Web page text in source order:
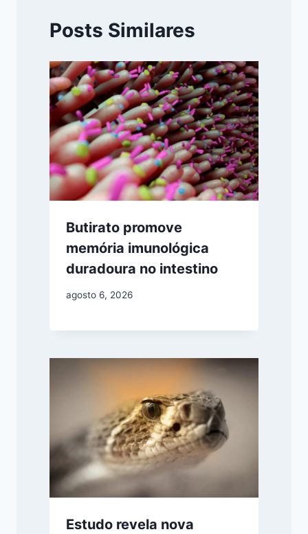
Posts Similares
Butirato promove
memória imunológica
duradoura no intestino
agosto 6, 2026
Estudo revela nova